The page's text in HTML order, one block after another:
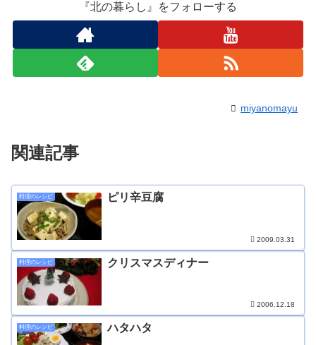
『北の暮らし』をフォローする
miyanomayu
関連記事
料理のレシピ ピリ辛豆腐
2009.03.31
料理のレシピ クリスマスディナー
2006.12.18
料理のレシピ ハタハタ